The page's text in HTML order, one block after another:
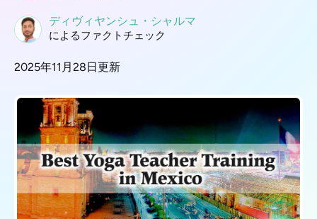
ディヴィヤンシュ・シャルマ
によるファクトチェック
2025年11月28日更新